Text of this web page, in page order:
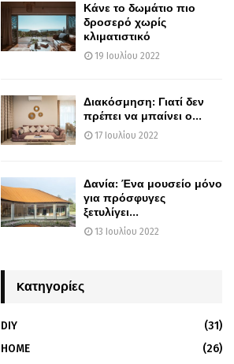
Κάνε το δωμάτιο πιο
δροσερό χωρίς
κλιματιστικό
19 Ιουλίου 2022
Διακόσμηση: Γιατί δεν
πρέπει να μπαίνει ο...
17 Ιουλίου 2022
Δανία: Ένα μουσείο μόνο
για πρόσφυγες
ξετυλίγει...
13 Ιουλίου 2022
Kατηγορίες
DIY
(31)
HOME
(26)